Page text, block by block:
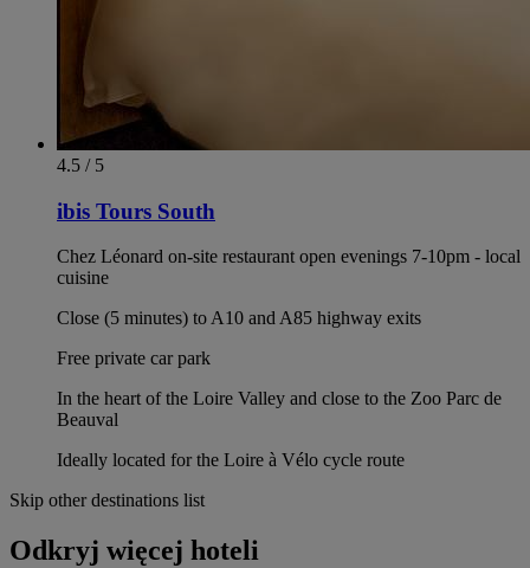
4.5 / 5
ibis Tours South
Chez Léonard on-site restaurant open evenings 7-10pm - local
cuisine
Close (5 minutes) to A10 and A85 highway exits
Free private car park
In the heart of the Loire Valley and close to the Zoo Parc de
Beauval
Ideally located for the Loire à Vélo cycle route
Skip other destinations list
Odkryj więcej hoteli